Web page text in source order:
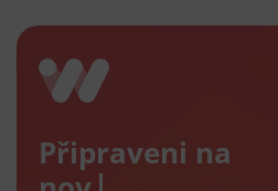
Připraveni na